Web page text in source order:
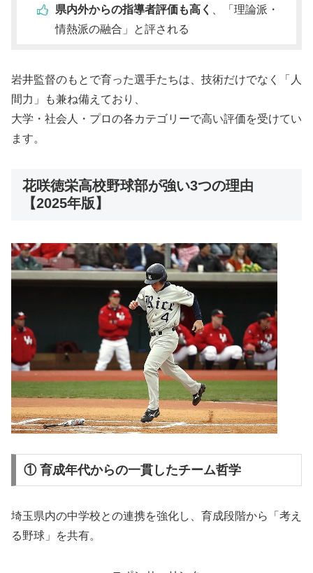
県内外からの指導者評価も高く
、「理論派・
情熱派の融合」と評される
岩井監督のもとで育った選手たちは、技術だけでなく「人
間力」も兼ね備えており、
大学・社会人・プロの各カテゴリーで高い評価を受けてい
ます。
花咲徳栄高校野球部が強い3つの理由
【2025年版】
① 育成年代からの一貫したチーム哲学
埼玉県内の中学校との連携を強化し、育成段階から「考え
る野球」を共有。